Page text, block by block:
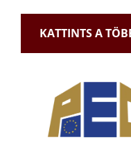
KATTINTS A